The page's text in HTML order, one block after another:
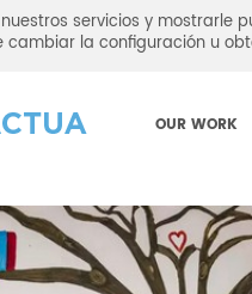
servicios y
la configuración u
OUR WORK